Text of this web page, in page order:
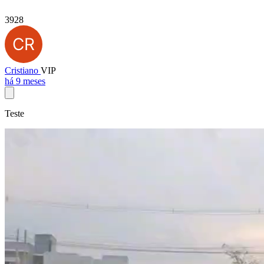
3928
Cristiano VIP
há 9 meses
Teste